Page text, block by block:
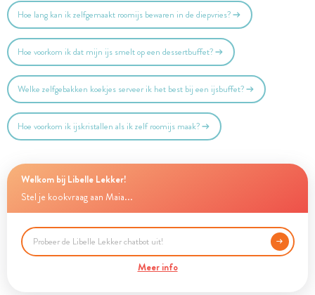
Hoe lang kan ik zelfgemaakt roomijs bewaren in de diepvries?
Hoe voorkom ik dat mijn ijs smelt op een dessertbuffet?
Welke zelfgebakken koekjes serveer ik het best bij een ijsbuffet?
Hoe voorkom ik ijskristallen als ik zelf roomijs maak?
Welkom bij Libelle Lekker!
Stel je kookvraag aan Maia...
Meer info